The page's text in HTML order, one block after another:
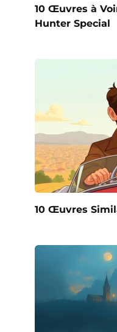
10 Œuvres à
Hunter Special
10 Œuvres